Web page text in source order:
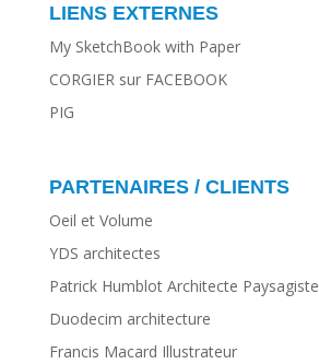
LIENS EXTERNES
My SketchBook with Paper
CORGIER sur FACEBOOK
PIG
PARTENAIRES / CLIENTS
Oeil et Volume
YDS architectes
Patrick Humblot Architecte Paysagiste
Duodecim architecture
Francis Macard Illustrateur